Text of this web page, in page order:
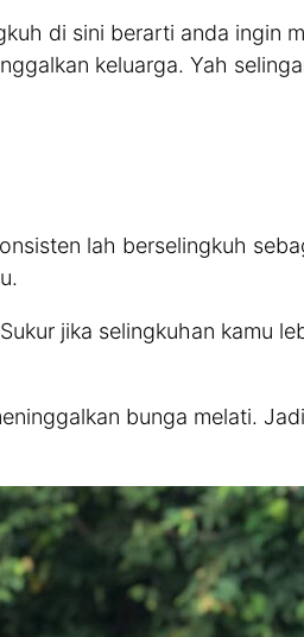
di sini berarti anda ingin
keluarga. Yah
lah berselingkuh
jika selingkuhan kamu
bunga melati.